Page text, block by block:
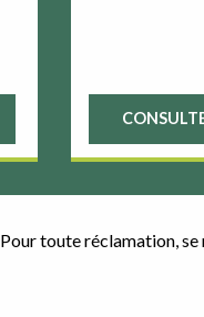
Pour toute réclamation, se